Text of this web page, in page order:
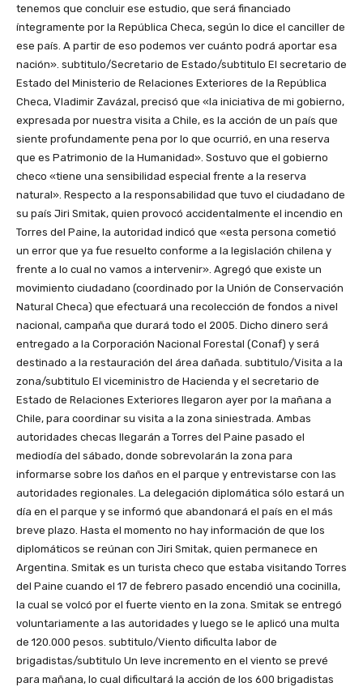
tenemos que concluir ese estudio, que será financiado
íntegramente por la República Checa, según lo dice el canciller de
ese país. A partir de eso podemos ver cuánto podrá aportar esa
nación». subtitulo/Secretario de Estado/subtitulo El secretario de
Estado del Ministerio de Relaciones Exteriores de la República
Checa, Vladimir Zavázal, precisó que «la iniciativa de mi gobierno,
expresada por nuestra visita a Chile, es la acción de un país que
siente profundamente pena por lo que ocurrió, en una reserva
que es Patrimonio de la Humanidad». Sostuvo que el gobierno
checo «tiene una sensibilidad especial frente a la reserva
natural». Respecto a la responsabilidad que tuvo el ciudadano de
su país Jiri Smitak, quien provocó accidentalmente el incendio en
Torres del Paine, la autoridad indicó que «esta persona cometió
un error que ya fue resuelto conforme a la legislación chilena y
frente a lo cual no vamos a intervenir». Agregó que existe un
movimiento ciudadano (coordinado por la Unión de Conservación
Natural Checa) que efectuará una recolección de fondos a nivel
nacional, campaña que durará todo el 2005. Dicho dinero será
entregado a la Corporación Nacional Forestal (Conaf) y será
destinado a la restauración del área dañada. subtitulo/Visita a la
zona/subtitulo El viceministro de Hacienda y el secretario de
Estado de Relaciones Exteriores llegaron ayer por la mañana a
Chile, para coordinar su visita a la zona siniestrada. Ambas
autoridades checas llegarán a Torres del Paine pasado el
mediodía del sábado, donde sobrevolarán la zona para
informarse sobre los daños en el parque y entrevistarse con las
autoridades regionales. La delegación diplomática sólo estará un
día en el parque y se informó que abandonará el país en el más
breve plazo. Hasta el momento no hay información de que los
diplomáticos se reúnan con Jiri Smitak, quien permanece en
Argentina. Smitak es un turista checo que estaba visitando Torres
del Paine cuando el 17 de febrero pasado encendió una cocinilla,
la cual se volcó por el fuerte viento en la zona. Smitak se entregó
voluntariamente a las autoridades y luego se le aplicó una multa
de 120.000 pesos. subtitulo/Viento dificulta labor de
brigadistas/subtitulo Un leve incremento en el viento se prevé
para mañana, lo cual dificultará la acción de los 600 brigadistas